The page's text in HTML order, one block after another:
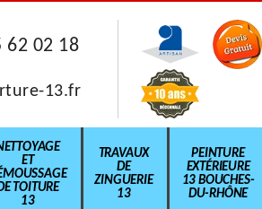
62 02 18
13.fr
ET
TOITURE
13
TRAVAUX
DE
ZINGUERIE
13
PEINTURE
EXTÉRIEURE
13 BOUCHES-
DU-RHÔNE